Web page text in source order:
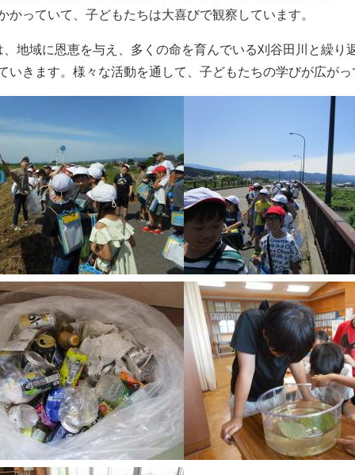
かっていて、子どもたちは大喜びで観察しています。
地域に恩恵を与え、多くの命を育んでいる刈谷田川と繰り
いきます。様々な活動を通して、子どもたちの学びが広がっ